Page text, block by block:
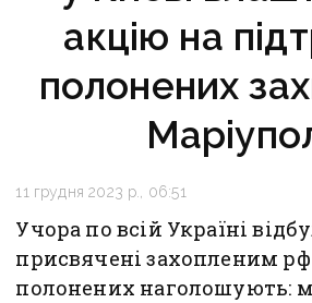
акцію на
полонених
11 грудня 2023 р., 06:51
Учора по всій Україні
присвячені захопленим рф
полонених наголошують: